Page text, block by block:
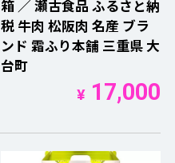
箱 ／ 瀬古食品 ふるさと納
税 牛肉 松阪肉 名産 ブラ
ンド 霜ふり本舗 三重県 大
台町
¥17,000